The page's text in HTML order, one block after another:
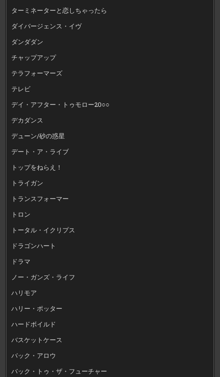
ターミネーターと恋しちゃったら
ダイバージェンス・イヴ
ダンダダン
チャップアップ
テラフォーマーズ
テレビ
デイ・アフター・トゥモロー20○○
デカダンス
デューン/砂の惑星
デート・ア・ライブ
トップをねらえ！
トライガン
トランスフォーマー
トロン
トータル・イクリプス
ドラゴンハート
ドラマ
ノー・ガンズ・ライフ
ハリモア
ハリー・ポッター
ハードボイルド
バスケットケース
バック・アロウ
バック・トゥ・ザ・フューチャー